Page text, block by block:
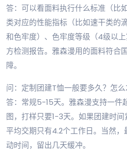
答：可以看面料执行什么标准（比
类对应的性能指标（比如速干类的
和色牢度）、色牢度等级（4级以
方检测报告。雅森漫用的面料符合
障。
问：定制团建T恤一般要多久？怎么
答：常规5-15天。雅森漫支持一件
图，打样只要1-3天。如果团建时
平均交期只有4.2个工作日。当然
动时间，留出几天缓冲。